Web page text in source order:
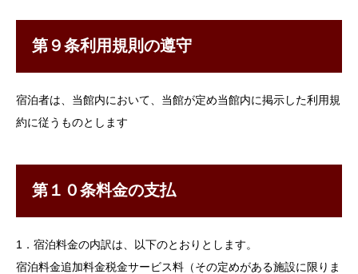
第９条利用規則の遵守
宿泊者は、当館内において、当館が定め当館内に掲示した利用規
約に従うものとします
第１０条料金の支払
1．宿泊料金の内訳は、以下のとおりとします。
宿泊料金追加料金税金サービス料（その定めがある施設に限りま